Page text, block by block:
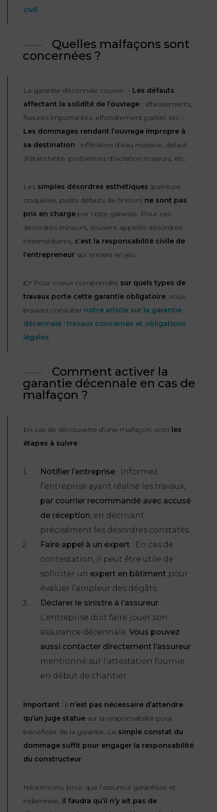
civil .
Quelles malfaçons sont
concernées ?
La garantie décennale couvre : • Les défauts
affectant la solidité de l’ouvrage : affaissements,
fissures importantes, effondrement partiel, etc. •
Les dommages rendant l’ouvrage impropre à
sa destination : infiltration d’eau massive, défaut
d’étanchéité, problèmes d’isolation majeurs, etc.
Les simples désordres esthétiques (peinture
craquelée, petits défauts de finition) ne sont pas
pris en charge par cette garantie. Pour ces
désordres mineurs, souvent appelés désordres
intermédiaires, c’est la responsabilité civile de
l’entrepreneur qui entrera en jeu.
👉 Pour mieux comprendre sur quels types de
travaux porte cette garantie obligatoire, vous
pouvez consulter notre article sur la garantie
décennale : travaux concernés et obligations
légales.
Comment activer la
garantie décennale en cas de
malfaçon ?
En cas de découverte d’une malfaçon, voici les
étapes à suivre :
Notifier l’entreprise : Informez
l’entreprise ayant réalisé les travaux,
par courrier recommandé avec accusé
de réception, en décrivant
précisément les désordres constatés.
Faire appel à un expert : En cas de
contestation, il peut être utile de
solliciter un expert en bâtiment pour
évaluer l’ampleur des dégâts.
Déclarer le sinistre à l’assureur :
L’entreprise doit faire jouer son
assurance décennale. Vous pouvez
aussi contacter directement l’assureur
mentionné sur l’attestation fournie
en début de chantier.
Important : il n’est pas nécessaire d’attendre
qu’un juge statue sur la responsabilité pour
bénéficier de la garantie. Le simple constat du
dommage suffit pour engager la responsabilité
du constructeur.
Néanmoins, pour que l’assureur garantisse et
indemnise, il faudra qu’il n’y ait pas de